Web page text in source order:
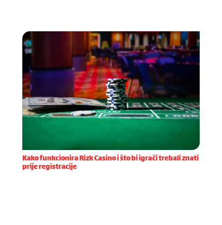
Kako funkcionira Rizk Casino i što bi igrači trebali znati
prije registracije